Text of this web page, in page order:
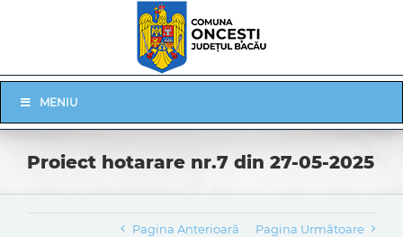
Navigation
MENIU
Proiect hotarare nr.7 din 27-05-2025
Pagina Anterioară Pagina Următoare